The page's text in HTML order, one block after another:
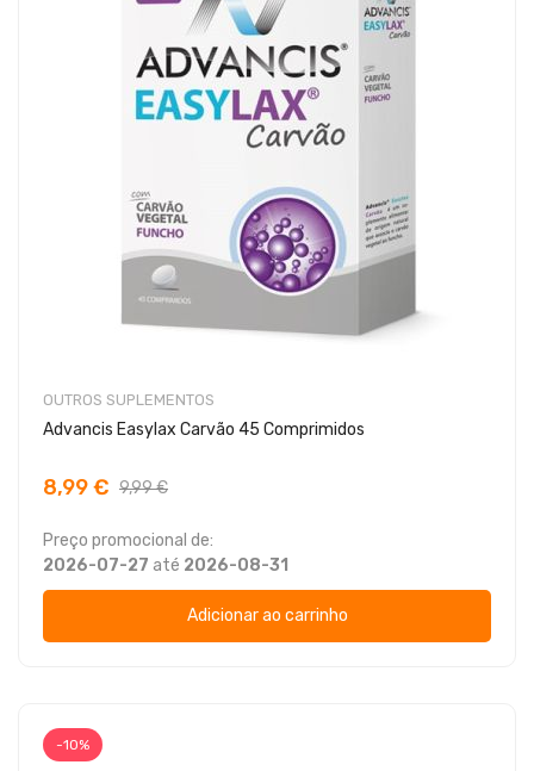
OUTROS SUPLEMENTOS
Advancis Easylax Carvão 45 Comprimidos
8,99 € 9,99 €
Preço promocional de:
2026-07-27 até 2026-08-31
Adicionar ao carrinho
-10%